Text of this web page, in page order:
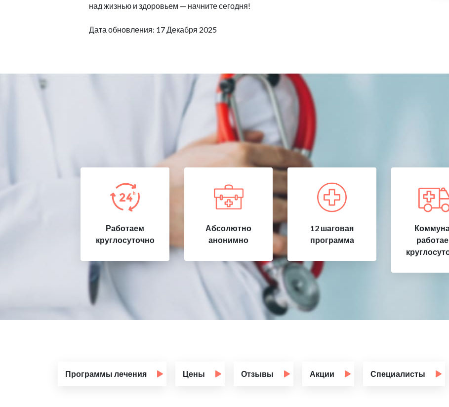
над жизнью и здоровьем — начните сегодня!
Дата обновления: 17 Декабря 2025
Работаем
круглосуточно
Абсолютно
анонимно
12 шаговая
программа
Программы лечения Цены Отзывы Акции Специалисты